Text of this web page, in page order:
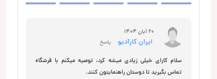
20 آبان 1404
ایران کارآدیو پاسخ
سلام کارای خیلی زیادی میشه کرد، توصیه میکنم با فرشگاه
تماس بگیرید تا دوستان راهنمایتون کنند.